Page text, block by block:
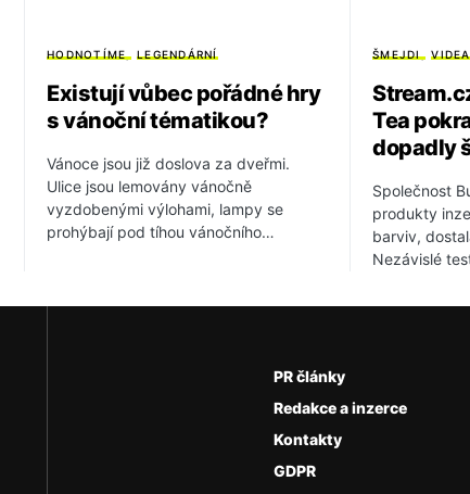
HODNOTÍME LEGENDÁRNÍ
Existují vůbec pořádné hry
s vánoční tématikou?
Vánoce jsou již doslova za dveřmi.
Ulice jsou lemovány vánočně
vyzdobenými výlohami, lampy se
prohýbají pod tíhou vánočního…
ŠMEJDI VIDEA
Tea
dopadly
Společnost
produkty
barviv,
Nezávislé
PR články
Redakce a inzerce
Kontakty
GDPR